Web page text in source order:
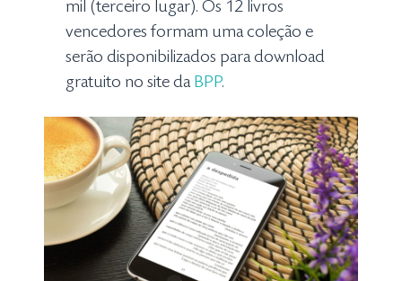
mil (terceiro lugar). Os 12 livros
vencedores formam uma coleção e
serão disponibilizados para download
gratuito no site da BPP.